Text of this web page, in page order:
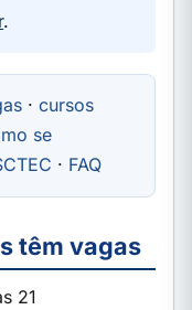
.
·cursos
se
· FAQ
têm vagas
21